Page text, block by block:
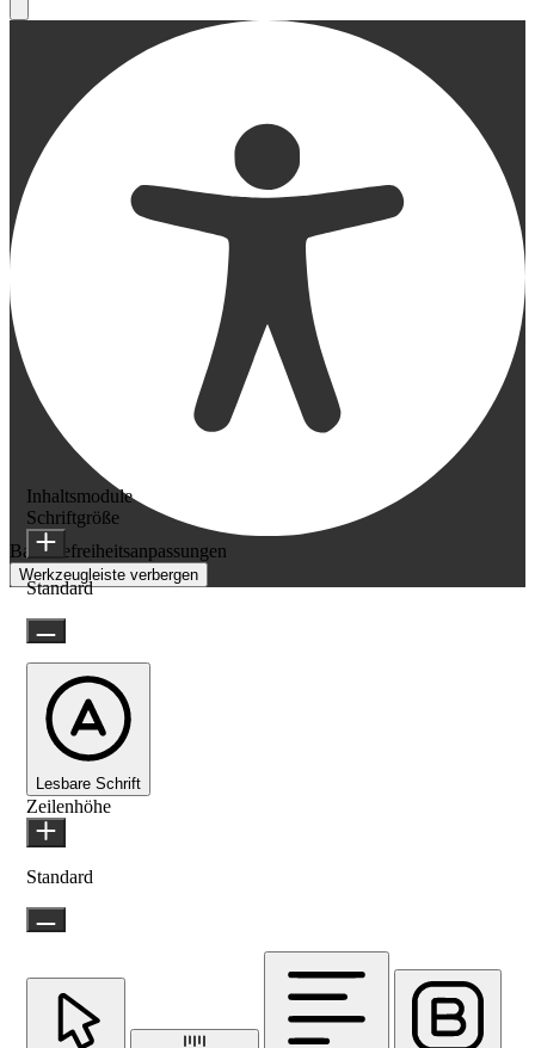
Barrierefreiheitsanpassungen
Werkzeugleiste verbergen
Inhaltsmodule
Schriftgröße
Standard
Lesbare Schrift
Zeilenhöhe
Standard